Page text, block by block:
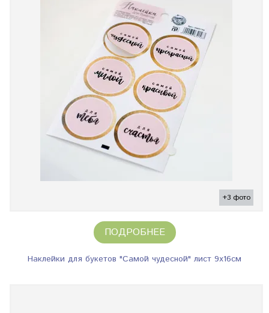
+3 фото
ПОДРОБНЕЕ
Наклейки для букетов "Самой чудесной" лист 9х16см